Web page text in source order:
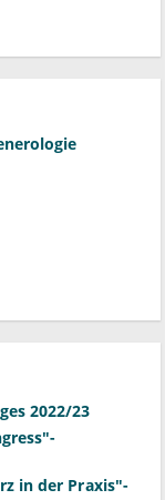
2022/23
in der Praxis"-